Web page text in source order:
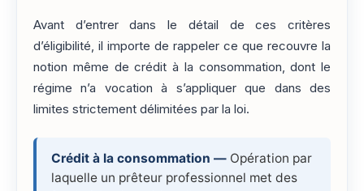
Avant d’entrer dans le détail de ces critères
d’éligibilité, il importe de rappeler ce que recouvre la
notion même de crédit à la consommation, dont le
régime n’a vocation à s’appliquer que dans des
limites strictement délimitées par la loi.
Crédit à la consommation — Opération par
laquelle un prêteur professionnel met des